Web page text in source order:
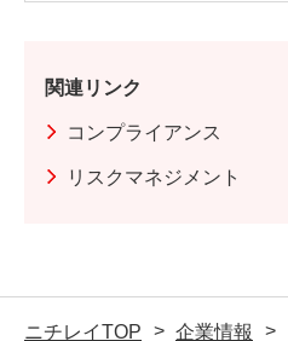
関連リンク
コンプライアンス
リスクマネジメント
ニチレイTOP 企業情報